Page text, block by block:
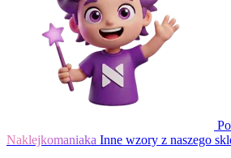
Naklejkomaniaka Inne wzory z naszego